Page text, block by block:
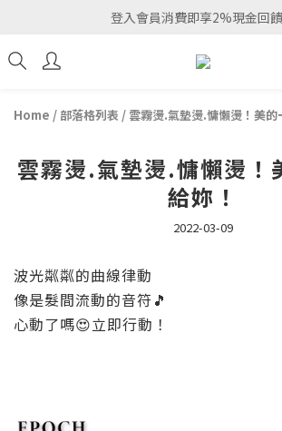
登入會員消費即享2%現金回饋
Home / 部落格列表 / 雲霧燙.氣墊燙.慵懶燙！美的
雲霧燙.氣墊燙.慵懶燙！
給妳！
2022-03-09
波光粼粼的曲線律動
像是髮間流動的音符🎵
心動了嗎😍立即行動！